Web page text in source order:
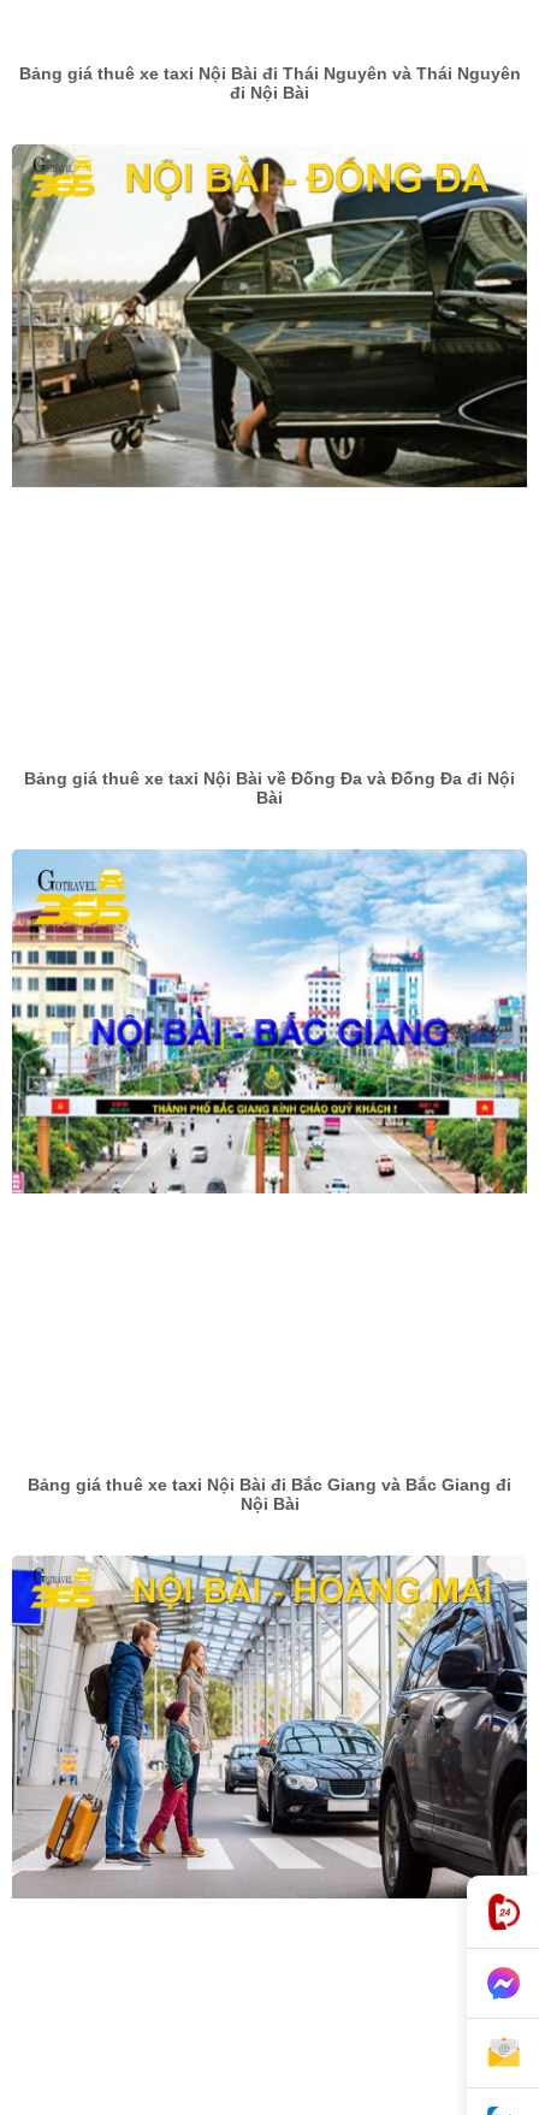
Bảng giá thuê xe taxi Nội Bài đi Thái Nguyên và Thái Nguyên
đi Nội Bài
Bảng giá thuê xe taxi Nội Bài về Đống Đa và Đống Đa đi Nội
Bài
Bảng giá thuê xe taxi Nội Bài đi Bắc Giang và Bắc Giang đi
Nội Bài